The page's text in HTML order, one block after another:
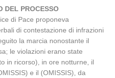
DEL PROCESSO
di Pace proponeva
di contestazione di infrazioni
la marcia nonostante il
le violazioni erano state
in ricorso), in ore notturne, il
e il (OMISSIS), da